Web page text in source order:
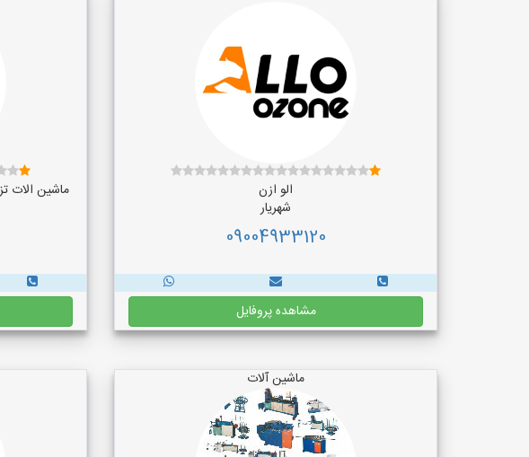
الو ازن
شهریار
09004933120
مشاهده پروفایل
ماشین الات
ماشین آلات